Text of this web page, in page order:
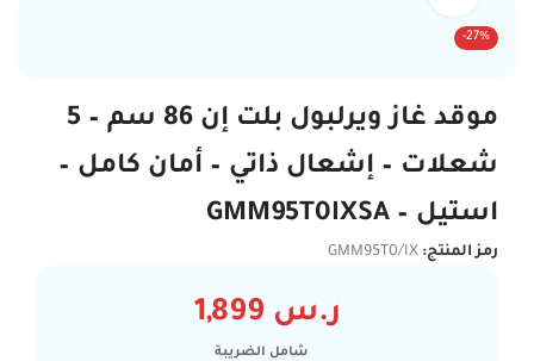
-27%
موقد غاز ويرلبول بلت إن 86 سم – 5
شعلات – إشعال ذاتي – أمان كامل –
استيل – GMM95T0IXSA
رمز المنتج: GMM95T0/IX
ر.س
شامل الضريبة